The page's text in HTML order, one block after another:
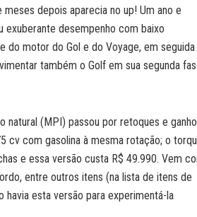
depois aparecia no up! Um ano e
desempenho com baixo
do motor do Gol e do Voyage, em seguida
também o Golf em sua segunda
(MPI) passou por retoques e
cv com gasolina à mesma rotação; o
e essa versão custa R$ 49.990. Vem
entre outros itens (na lista de itens de
esta versão para experimentá-la